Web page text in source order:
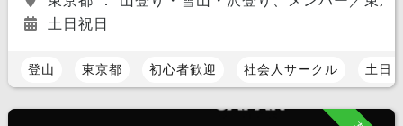
土日祝日
登山 東京都 初心者歓迎 社会人サークル 土日